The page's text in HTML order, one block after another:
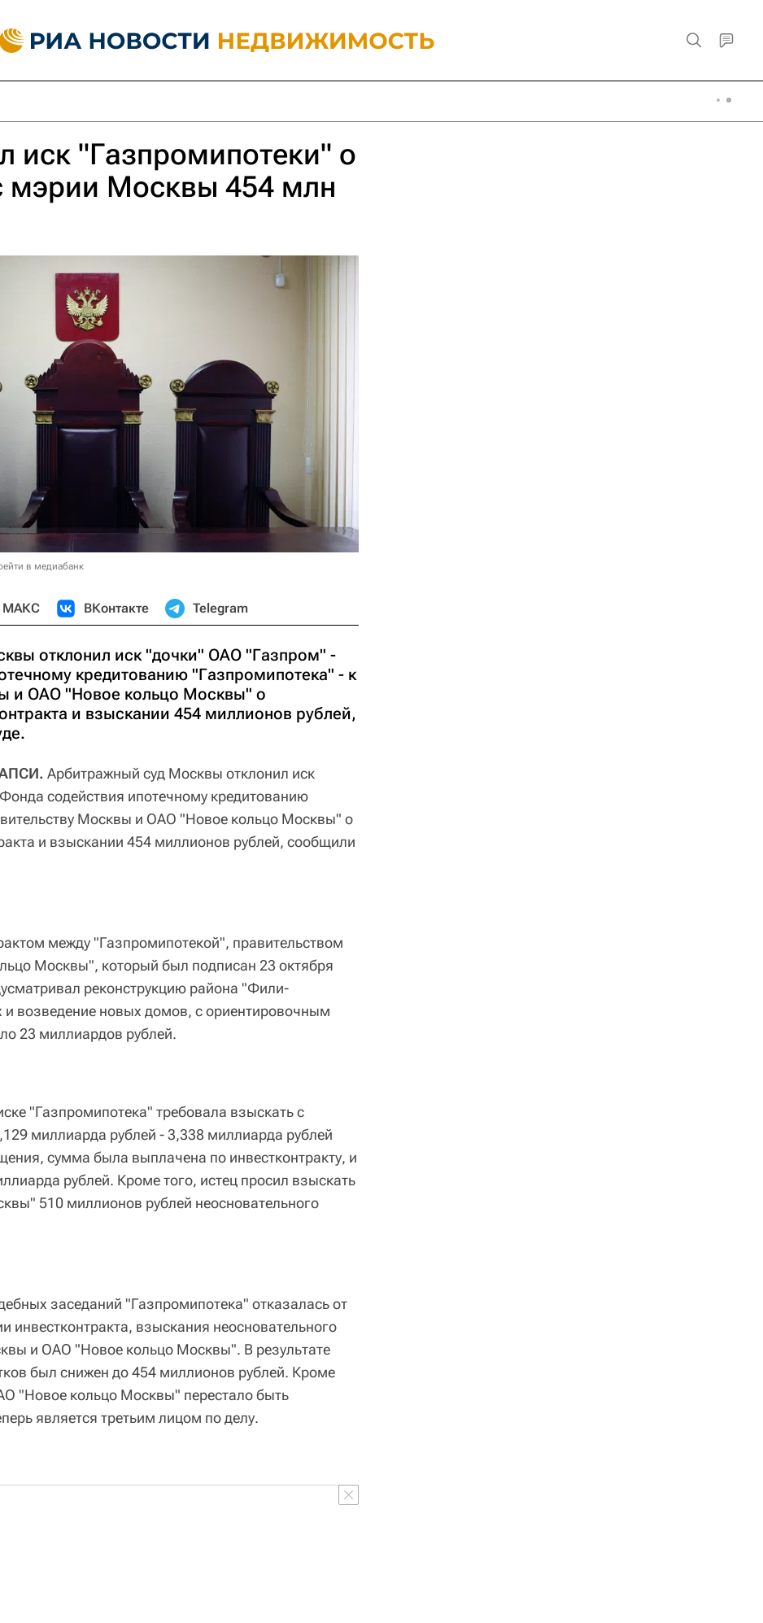
иск "Газпромипотеки" о
мэрии Москвы 454 млн
в медиабанк
МАКС ВКонтакте Telegram
отклонил иск "дочки" ОАО "Газпром" -
кредитованию "Газпромипотека" - к
и ОАО "Новое кольцо Москвы" о
и взыскании 454 миллионов рублей,
Арбитражный суд Москвы отклонил иск
содействия ипотечному кредитованию
Москвы и ОАО "Новое кольцо Москвы" о
и взыскании 454 миллионов рублей, сообщили
между "Газпромипотекой", правительством
Москвы", который был подписан 23 октября
реконструкцию района "Фили-
возведение новых домов, с ориентировочным
23 миллиардов рублей.
"Газпромипотека" требовала взыскать с
миллиарда рублей - 3,338 миллиарда рублей
сумма была выплачена по инвестконтракту, и
рублей. Кроме того, истец просил взыскать
510 миллионов рублей неосновательного
заседаний "Газпромипотека" отказалась от
инвестконтракта, взыскания неосновательного
и ОАО "Новое кольцо Москвы". В результате
был снижен до 454 миллионов рублей. Кроме
"Новое кольцо Москвы" перестало быть
является третьим лицом по делу.